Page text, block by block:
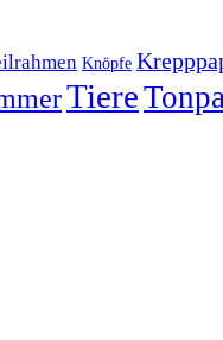
Knöpfe
Tiere